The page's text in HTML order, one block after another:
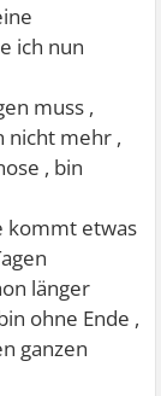
ich nun
muss ,
nicht mehr ,
, bin
kommt etwas
länger
ohne Ende ,
ganzen